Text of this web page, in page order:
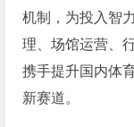
机制，为投入智
理、场馆运营、
携手提升国内体
新赛道。